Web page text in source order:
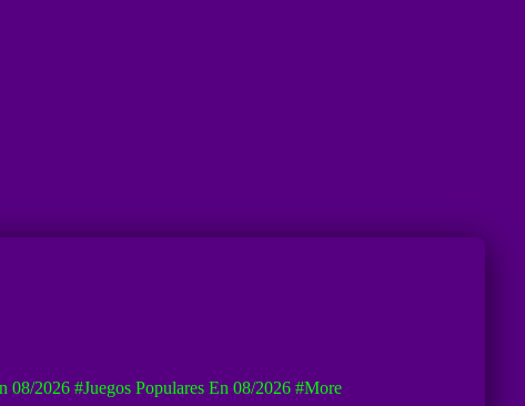
08/2026 #Juegos Populares En 08/2026 #more